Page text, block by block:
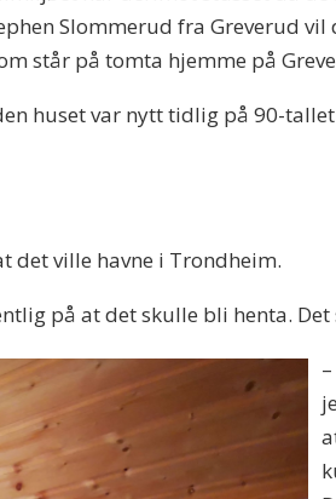
Slommerud fra Greverud
står på tomta hjemme på
huset var nytt tidlig på 90-
det ville havne i Trondheim.
på at det skulle bli henta.